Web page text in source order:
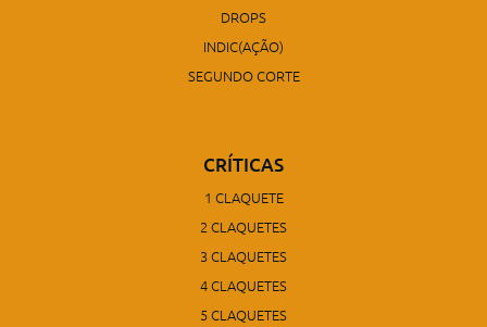
DROPS
INDIC(AÇÃO)
SEGUNDO CORTE
CRÍTICAS
1 CLAQUETE
2 CLAQUETES
3 CLAQUETES
4 CLAQUETES
5 CLAQUETES